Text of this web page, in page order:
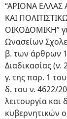
“ΑΡΙΟΝΑ ΕΛΛΑΣ
ΚΑΙ
ΟΙΚΟΔΟΜΙΚΗ”
Ωνασείων
β. των άρθρων
Διαδικασίας (ν.
γ. της παρ. 1
δ. του ν. 4622/
λειτουργία
κυβερνητικών